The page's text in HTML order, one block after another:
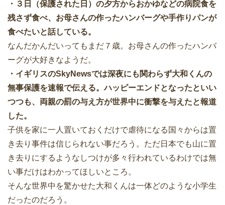
・３日（保護された日）の夕方からおかゆなどの病院食を
残さず食べ、お母さんの作ったハンバーグや手作りパンが
食べたいと話している。
なんだかんだいってもまだ７歳。お母さんの作ったハンバ
ーグが大好きなようだ。
・イギリスのSkyNewsでは深夜にも関わらず大和くんの
無事保護を速報で伝える。ハッピーエンドとなったといい
つつも、両親の罰の与え方が世界中に衝撃を与えたと報道
した。
子供を家に一人置いておくだけで虐待になる国々からは置
き去り事件は信じられない事だろう。ただ日本でも山に置
き去りにするようなしつけが多々行われているわけでは無
い事だけはわかってほしいところ。
そんな世界中を驚かせた大和くんは一体どのような小学生
だったのだろう。